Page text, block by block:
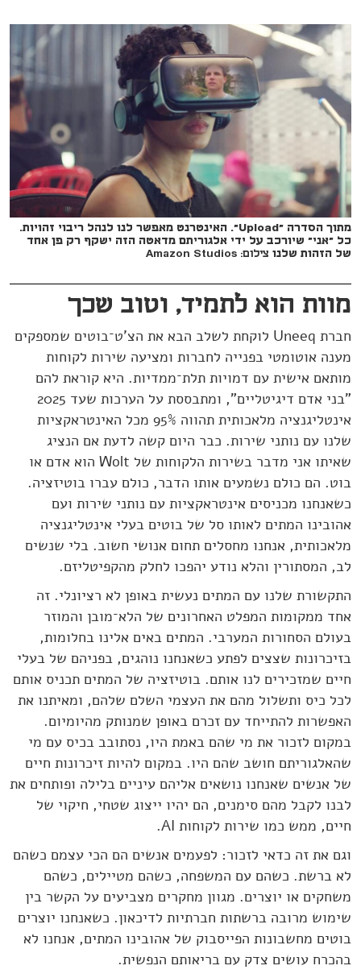
מתוך הסדרה "Upload". האינטרנט מאפשר לנו לנהל ריבוי זהויות.
כל "אני" שיורכב על ידי אלגוריתם מדאטה הזה ישקף רק פן אחד
של הזהות שלנו צילום: Amazon Studios
מוות הוא לתמיד, וטוב שכך
חברת Uneeq לוקחת לשלב הבא את הצ'ט־בוטים שמספקים
מענה אוטומטי בפנייה לחברות ומציעה שירות לקוחות
מותאם אישית עם דמויות תלת־ממדיות. היא קוראת להם
"בני אדם דיגיטליים", ומתבססת על הערכות שעד 2025
אינטליגנציה מלאכותית תהווה 95% מכל האינטראקציות
שלנו עם נותני שירות. כבר היום קשה לדעת אם הנציג
שאיתו אני מדבר בשירות הלקוחות של Wolt הוא אדם או
בוט. הם כולם נשמעים אותו הדבר, כולם עברו בוטיזציה.
כשאנחנו מכניסים אינטראקציות עם נותני שירות ועם
אהובינו המתים לאותו סל של בוטים בעלי אינטליגנציה
מלאכותית, אנחנו מחסלים תחום אנושי חשוב. בלי שנשים
לב, המסתורין והלא נודע יהפכו לחלק מהקפיטליזם.
התקשורת שלנו עם המתים נעשית באופן לא רציונלי. זה
אחד ממקומות המפלט האחרונים של הלא־מובן והמוזר
בעולם הסחורות המערבי. המתים באים אלינו בחלומות,
בזיכרונות שצצים לפתע כשאנחנו נוהגים, בפניהם של בעלי
חיים שמזכירים לנו אותם. בוטיזציה של המתים תכניס אותם
לכל כיס ותשלול מהם את העצמי השלם שלהם, ומאיתנו את
האפשרות להתייחד עם זכרם באופן שמנותק מהיומיום.
במקום לזכור את מי שהם באמת היו, נסתובב בכיס עם מי
שהאלגוריתם חושב שהם היו. במקום להיות זיכרונות חיים
של אנשים שאנחנו נושאים אליהם עיניים בלילה ופותחים את
לבנו לקבל מהם סימנים, הם יהיו ייצוג שטחי, חיקוי של
חיים, ממש כמו שירות לקוחות AI.
וגם את זה כדאי לזכור: לפעמים אנשים הם הכי עצמם כשהם
לא ברשת. כשהם עם המשפחה, כשהם מטיילים, כשהם
משחקים או יוצרים. מגוון מחקרים מצביעים על הקשר בין
שימוש מרובה ברשתות חברתיות לדיכאון. כשאנחנו יוצרים
בוטים מחשבונות הפייסבוק של אהובינו המתים, אנחנו לא
בהכרח עושים צדק עם בריאותם הנפשית.